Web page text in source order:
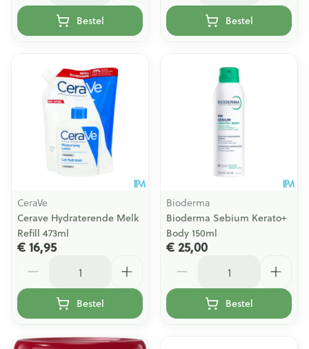
Bestel Bestel
CeraVe
Cerave Hydraterende Melk
Refill 473ml
€ 16,95
Bestel
Bioderma
Bioderma Sebium Kerato+
Body 150ml
€ 25,00
Bestel